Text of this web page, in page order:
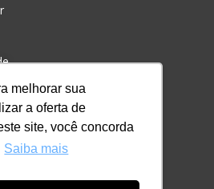
melhorar sua
a oferta de
site, você concorda
Saiba mais
da Instituição no